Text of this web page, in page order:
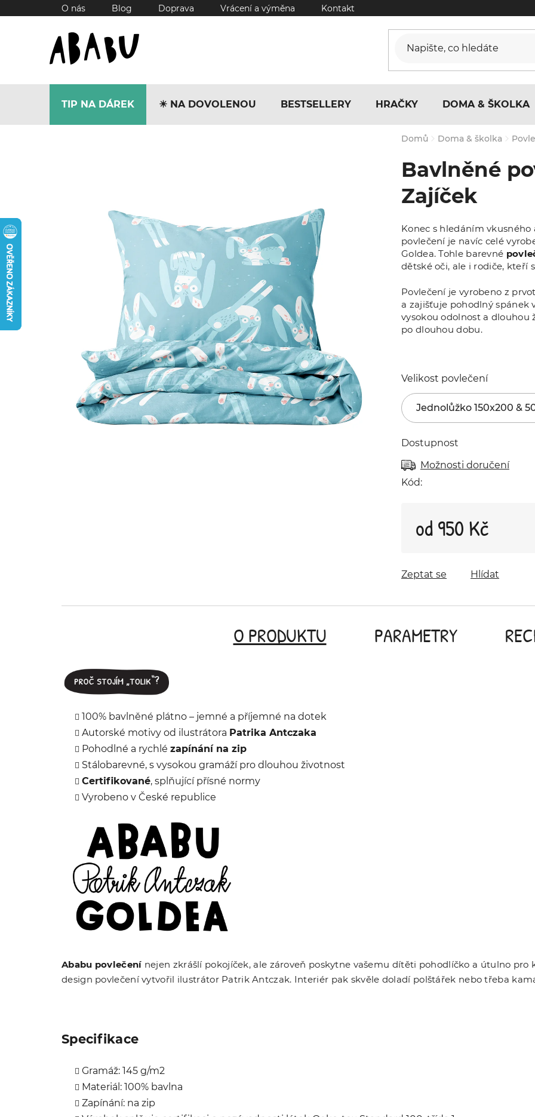
na
O nás Blog Doprava Vrácení a výměna Kontakt
TIP NA DÁREK ☀︎ NA DOVOLENOU BESTSELLERY HRAČKY DOMA & ŠKOLKA
Domů Doma & školka
Bavlněné
Zajíček
Konec s hledáním
povlečení je navíc celé
Goldea. Tohle barevné
dětské oči, ale i rodiče, kteří
Povlečení je vyrobeno z
a zajišťuje pohodlný spánek
vysokou odolnost a dlouhou
po dlouhou dobu.
Velikost povlečení
Dostupnost
Možnosti doručení
Kód:
od950 Kč
Zeptat se Hlídat
O PRODUKTU PARAMETRY
100% bavlněné plátno – jemné a příjemné na dotek
Autorské motivy od ilustrátora Patrika Antczaka
Pohodlné a rychlé zapínání na zip
Stálobarevné, s vysokou gramáží pro dlouhou životnost
Certifikované, splňující přísné normy
Vyrobeno v České republice
Ababu povlečení nejen zkrášlí pokojíček, ale zároveň poskytne vašemu dítěti pohodlíčko a útulno
design povlečení vytvořil ilustrátor Patrik Antczak. Interiér pak skvěle doladí polštářek nebo třeba
Specifikace
Gramáž: 145 g/m2
Materiál: 100% bavlna
Zapínání: na zip